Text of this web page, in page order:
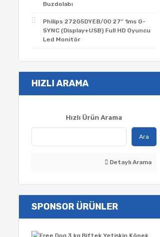
Buzdolabı
Philips 272G5DYEB/00 27'' 1ms G-
SYNC (Display+USB) Full HD Oyuncu
Led Monitör
HIZLI ARAMA
Hızlı Ürün Arama
Ara
Detaylı Arama
SPONSOR ÜRÜNLER